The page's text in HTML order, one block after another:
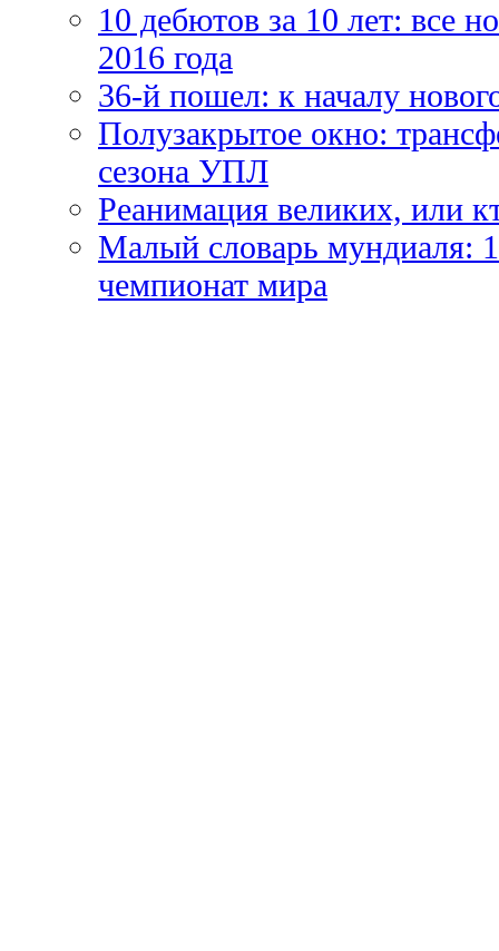
10 дебютов за 10 лет: все
2016 года
36-й пошел: к началу
Полузакрытое окно:
сезона УПЛ
Реанимация великих, или
Малый словарь мундиаля:
чемпионат мира